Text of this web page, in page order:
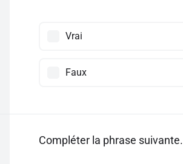
Vrai
Faux
Compléter la phrase suivante.